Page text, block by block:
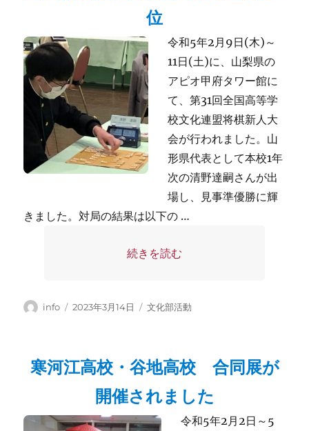
位
令和5年2月9日(木)～
11日(土)に、山梨県の
アピオ甲府タワー館に
て、第31回全国高等学
校文化連盟将棋新人大
会が行われました。山
形県代表として本校1年
次の清野達嗣さんが出
場し、見事準優勝に輝
きました。対局の結果は以下の …
“全国高文練将棋新人大会で全国第2
続きを読む
投
info
投
2023年3月14日
カ
ー
文化部活動
寒河江高校・谷地高校 合同展が
開催されました
令和5年2月2日～5